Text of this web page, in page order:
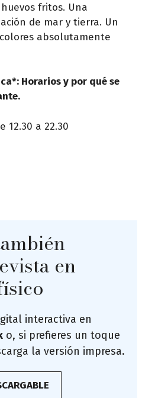
fritos. Una
de mar y tierra. Un
absolutamente
Horarios y por qué se
12.30 a 22.30
en
interactiva en
o, si prefieres un toque
la versión impresa.